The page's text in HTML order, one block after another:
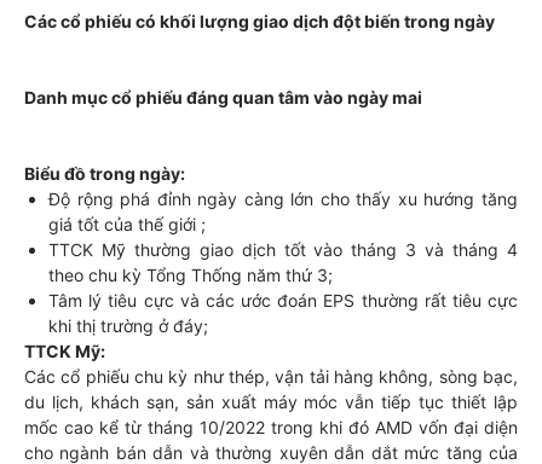
Các cổ phiếu có khối lượng giao dịch đột biến trong ngày
Danh mục cổ phiếu đáng quan tâm vào ngày mai
Biểu đồ trong ngày:
Độ rộng phá đỉnh ngày càng lớn cho thấy xu hướng tăng
giá tốt của thế giới ;
TTCK Mỹ thường giao dịch tốt vào tháng 3 và tháng 4
theo chu kỳ Tổng Thống năm thứ 3;
Tâm lý tiêu cực và các ước đoán EPS thường rất tiêu cực
khi thị trường ở đáy;
TTCK Mỹ:
Các cổ phiếu chu kỳ như thép, vận tải hàng không, sòng bạc,
du lịch, khách sạn, sản xuất máy móc vẫn tiếp tục thiết lập
mốc cao kể từ tháng 10/2022 trong khi đó AMD vốn đại diện
cho ngành bán dẫn và thường xuyên dẫn dắt mức tăng của